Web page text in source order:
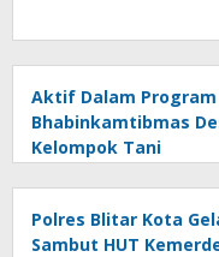
Aktif Dalam
Bhabinkamtibmas
Kelompok Tani
Polres Blitar Kota
Sambut HUT